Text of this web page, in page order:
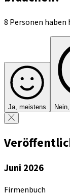
8 Personen
Ja, meistens
Juni 2026
Firmenbuch